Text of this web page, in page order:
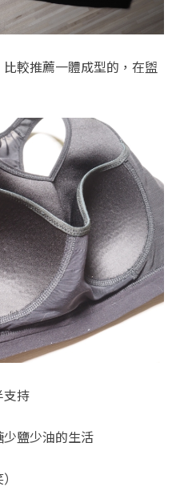
較推薦一體成型的，在盥
支持
鹽少油的生活